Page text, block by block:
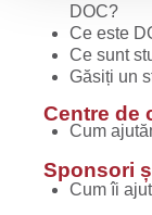
DOC?
Ce este
Ce sunt
Găsiți un
Centre de
Cum
Sponsori
Cum îi